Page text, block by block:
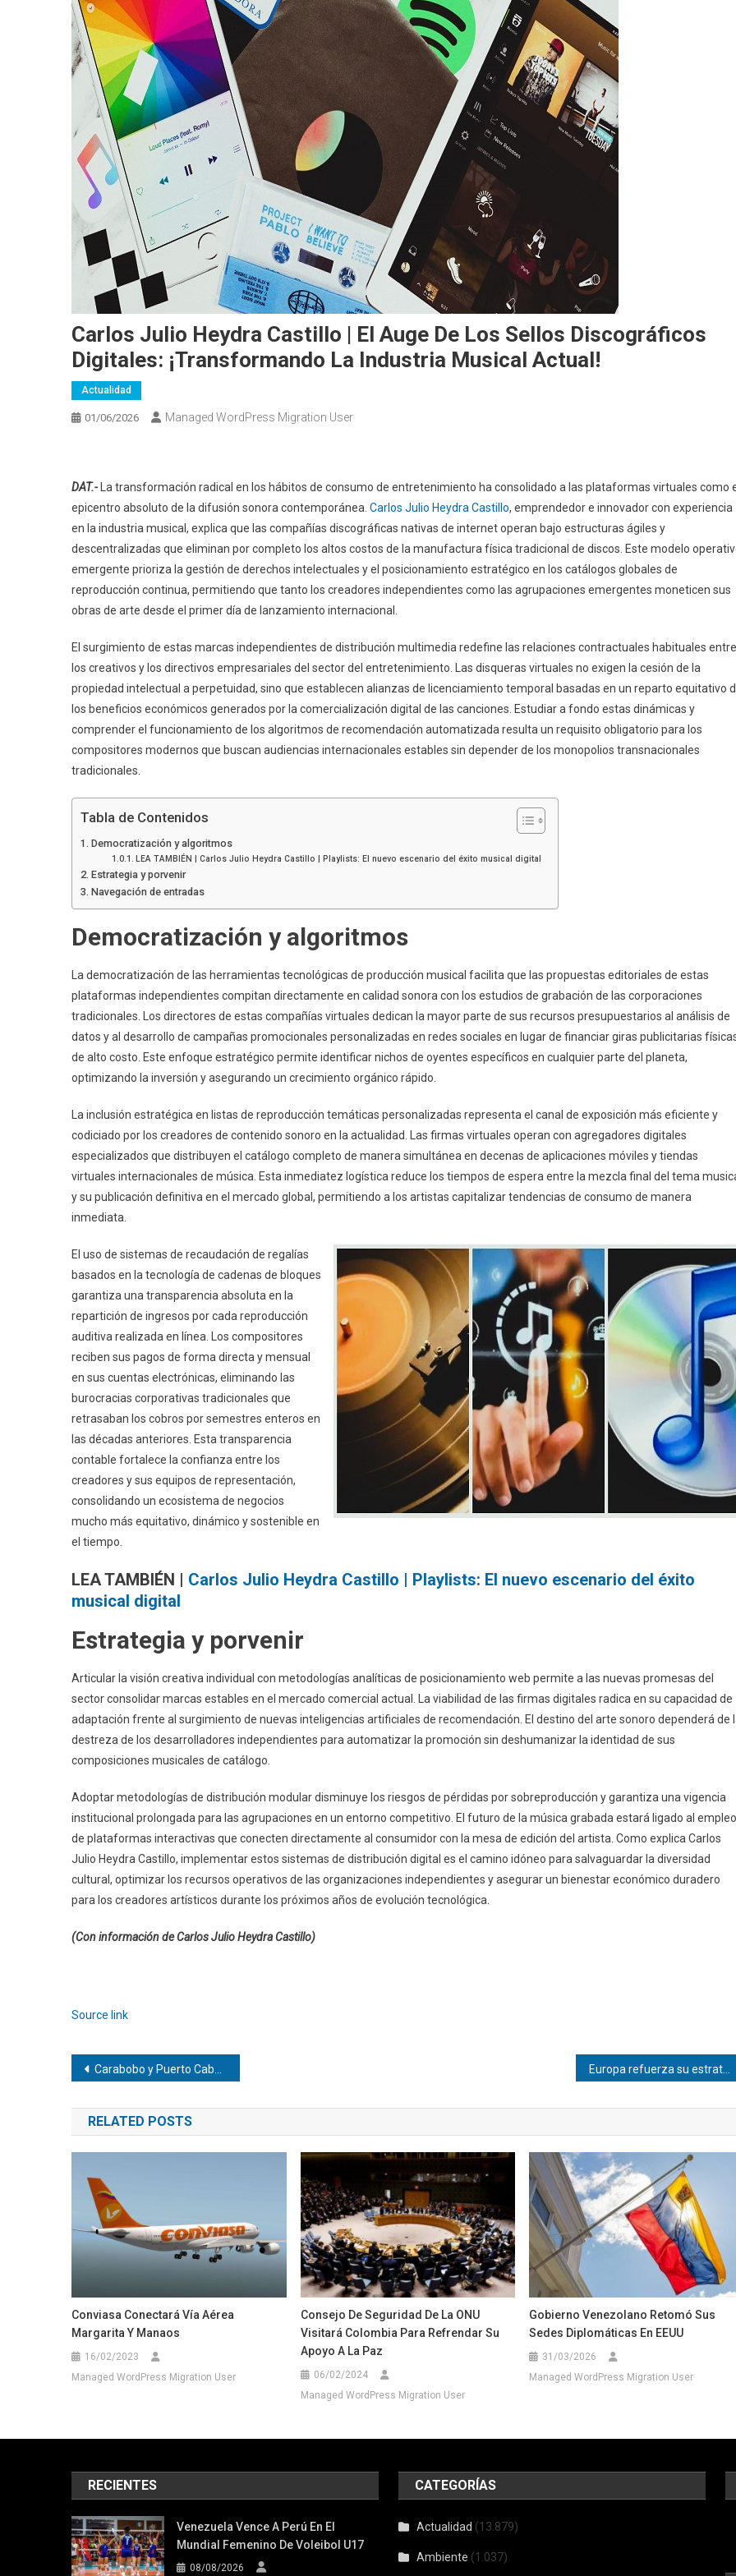
Carlos Julio Heydra Castillo | El Auge De Los Sellos Discográficos
Digitales: ¡Transformando La Industria Musical Actual!
Actualidad
01/06/2026 Managed WordPress Migration User
DAT.- La transformación radical en los hábitos de consumo de entretenimiento ha consolidado a las plataformas virtuales como
epicentro absoluto de la difusión sonora contemporánea. Carlos Julio Heydra Castillo, emprendedor e innovador con experiencia
en la industria musical, explica que las compañías discográficas nativas de internet operan bajo estructuras ágiles y
descentralizadas que eliminan por completo los altos costos de la manufactura física tradicional de discos. Este modelo
emergente prioriza la gestión de derechos intelectuales y el posicionamiento estratégico en los catálogos globales de
reproducción continua, permitiendo que tanto los creadores independientes como las agrupaciones emergentes moneticen sus
obras de arte desde el primer día de lanzamiento internacional.
El surgimiento de estas marcas independientes de distribución multimedia redefine las relaciones contractuales habituales entre
los creativos y los directivos empresariales del sector del entretenimiento. Las disqueras virtuales no exigen la cesión de la
propiedad intelectual a perpetuidad, sino que establecen alianzas de licenciamiento temporal basadas en un reparto equitativo
los beneficios económicos generados por la comercialización digital de las canciones. Estudiar a fondo estas dinámicas y
comprender el funcionamiento de los algoritmos de recomendación automatizada resulta un requisito obligatorio para los
compositores modernos que buscan audiencias internacionales estables sin depender de los monopolios transnacionales
tradicionales.
Tabla de Contenidos
Democratización y algoritmos
LEA TAMBIÉN | Carlos Julio Heydra Castillo | Playlists: El nuevo escenario del éxito musical digital
Estrategia y porvenir
Navegación de entradas
Democratización y algoritmos
La democratización de las herramientas tecnológicas de producción musical facilita que las propuestas editoriales de estas
plataformas independientes compitan directamente en calidad sonora con los estudios de grabación de las corporaciones
tradicionales. Los directores de estas compañías virtuales dedican la mayor parte de sus recursos presupuestarios al análisis de
datos y al desarrollo de campañas promocionales personalizadas en redes sociales en lugar de financiar giras publicitarias
de alto costo. Este enfoque estratégico permite identificar nichos de oyentes específicos en cualquier parte del planeta,
optimizando la inversión y asegurando un crecimiento orgánico rápido.
La inclusión estratégica en listas de reproducción temáticas personalizadas representa el canal de exposición más eficiente y
codiciado por los creadores de contenido sonoro en la actualidad. Las firmas virtuales operan con agregadores digitales
especializados que distribuyen el catálogo completo de manera simultánea en decenas de aplicaciones móviles y tiendas
virtuales internacionales de música. Esta inmediatez logística reduce los tiempos de espera entre la mezcla final del tema
y su publicación definitiva en el mercado global, permitiendo a los artistas capitalizar tendencias de consumo de manera
inmediata.
El uso de sistemas de recaudación de regalías
basados en la tecnología de cadenas de bloques
garantiza una transparencia absoluta en la
repartición de ingresos por cada reproducción
auditiva realizada en línea. Los compositores
reciben sus pagos de forma directa y mensual
en sus cuentas electrónicas, eliminando las
burocracias corporativas tradicionales que
retrasaban los cobros por semestres enteros en
las décadas anteriores. Esta transparencia
contable fortalece la confianza entre los
creadores y sus equipos de representación,
consolidando un ecosistema de negocios
mucho más equitativo, dinámico y sostenible en
el tiempo.
LEA TAMBIÉN | Carlos Julio Heydra Castillo | Playlists: El nuevo escenario del éxito
musical digital
Estrategia y porvenir
Articular la visión creativa individual con metodologías analíticas de posicionamiento web permite a las nuevas promesas del
sector consolidar marcas estables en el mercado comercial actual. La viabilidad de las firmas digitales radica en su capacidad de
adaptación frente al surgimiento de nuevas inteligencias artificiales de recomendación. El destino del arte sonoro dependerá de
destreza de los desarrolladores independientes para automatizar la promoción sin deshumanizar la identidad de sus
composiciones musicales de catálogo.
Adoptar metodologías de distribución modular disminuye los riesgos de pérdidas por sobreproducción y garantiza una vigencia
institucional prolongada para las agrupaciones en un entorno competitivo. El futuro de la música grabada estará ligado al empleo
de plataformas interactivas que conecten directamente al consumidor con la mesa de edición del artista. Como explica Carlos
Julio Heydra Castillo, implementar estos sistemas de distribución digital es el camino idóneo para salvaguardar la diversidad
cultural, optimizar los recursos operativos de las organizaciones independientes y asegurar un bienestar económico duradero
para los creadores artísticos durante los próximos años de evolución tecnológica.
(Con información de Carlos Julio Heydra Castillo)
de
Source link
Navegación
de
entradas
Carabobo y Puerto Cabello jugarán la final del Apertura
RELATED POSTS
Conviasa Conectará Vía Aérea
Margarita Y Manaos
16/02/2023
Managed WordPress Migration User
Consejo De Seguridad De La ONU
Visitará Colombia Para Refrendar Su
Apoyo A La Paz
06/02/2024
Managed WordPress Migration User
Gobierno Venezolano Retomó Sus
Sedes Diplomáticas En EEUU
31/03/2026
Managed WordPress Migration User
RECIENTES
Venezuela Vence A Perú En El
Mundial Femenino De Voleibol U17
08/08/2026
CATEGORÍAS
Actualidad (13.879)
Ambiente (1.037)